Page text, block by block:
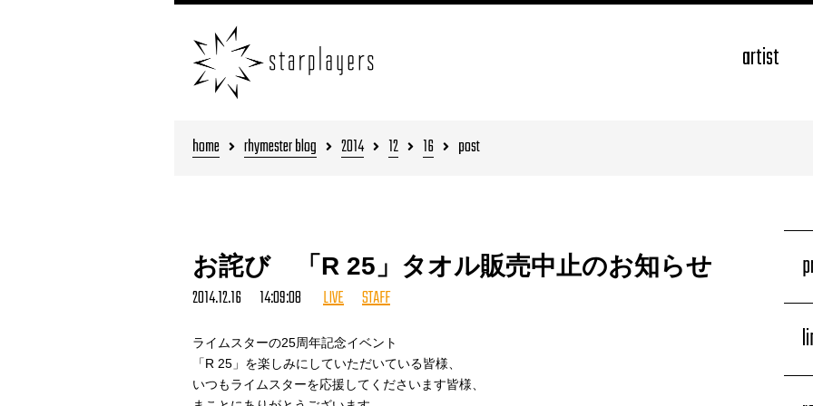
artist
home rhymester blog 2014 12 16 post
お詫び 「R 25」タオル販売中止のお知らせ
2014.12.16 14:09:08 LIVE STAFF
ライムスターの25周年記念イベント
「R 25」を楽しみにしていただいている皆様、
いつもライムスターを応援してくださいます皆様、